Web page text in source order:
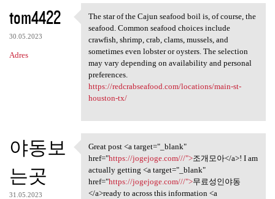
K
o
m
e
z
e
tom4422
30.05.2023
Adres
The star of the Cajun seafood
The star of the Cajun seafood boil is, of course, the
seafood. Common seafood choices include
crawfish, shrimp, crab, clams, mussels, and
sometimes even lobster or oysters. The selection
may vary depending on availability and personal
preferences.
https://redcrabseafood.com/locations/main-st-
houston-tx/
야동보
는곳
31.05.2023
Great post <a target="_blank"
Great post <a target="_blank"
href="https://jogejoge.com///">조개모아</a>! I am
actually getting <a target="_blank"
href="https://jogejoge.com///">무료성인야동
</a>ready to across this information <a